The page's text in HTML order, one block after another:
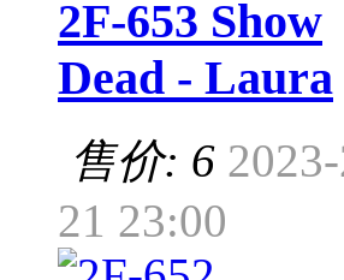
2F-653 Show
Dead - Laura
售价: 6
21 23:00